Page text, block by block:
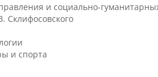
и социально-
Склифосовского
и спорта